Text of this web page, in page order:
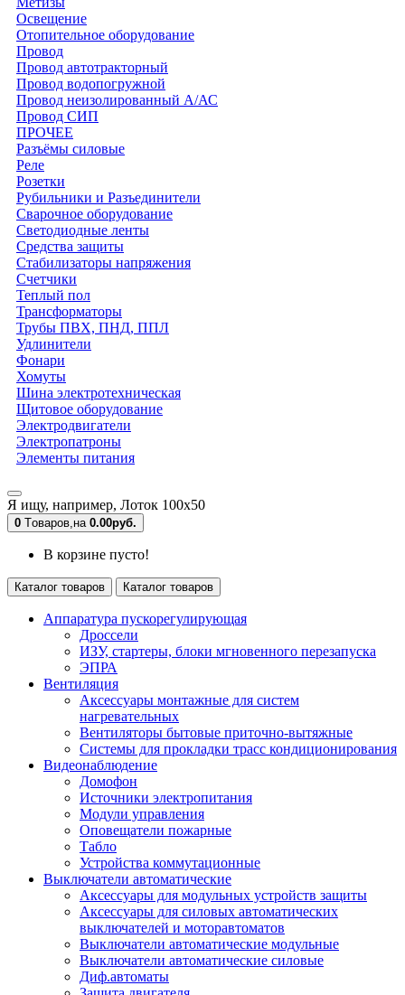
Освещение
Отопительное оборудование
Провод
Провод автотракторный
Провод водопогружной
Провод неизолированный А/АС
Провод СИП
ПРОЧЕЕ
Разъёмы силовые
Реле
Розетки
Рубильники и Разъединители
Сварочное оборудование
Светодиодные ленты
Средства защиты
Стабилизаторы напряжения
Счетчики
Теплый пол
Трансформаторы
Трубы ПВХ, ПНД, ППЛ
Удлинители
Фонари
Хомуты
Шина электротехническая
Щитовое оборудование
Электродвигатели
Электропатроны
Элементы питания
Я ищу, например, Лоток 100х50
0 Tоваров,на 0.00руб.
В корзине пусто!
Каталог товаров Каталог товаров
Аппаратура пускорегулирующая
Дроссели
ИЗУ, стартеры, блоки мгновенного перезапуска
ЭПРА
Вентиляция
Аксессуары монтажные для систем
нагревательных
Вентиляторы бытовые приточно-вытяжные
Системы для прокладки трасс кондиционирования
Видеонаблюдение
Домофон
Источники электропитания
Модули управления
Оповещатели пожарные
Табло
Устройства коммутационные
Выключатели автоматические
Аксессуары для модульных устройств защиты
Аксессуары для силовых автоматических
выключателей и моторавтоматов
Выключатели автоматические модульные
Выключатели автоматические силовые
Диф.автоматы